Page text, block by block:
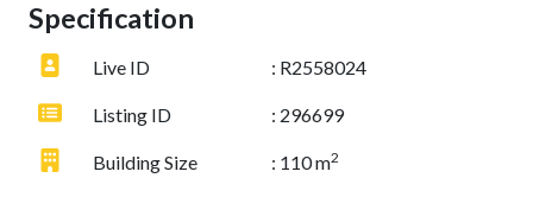
Specification
Live ID : R2558024
Listing ID : 296699
Building Size : 110 m2